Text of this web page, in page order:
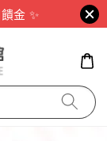
金 ✨